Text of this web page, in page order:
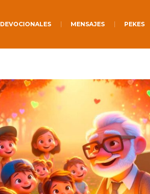
DEVOCIONALES MENSAJES PEKES